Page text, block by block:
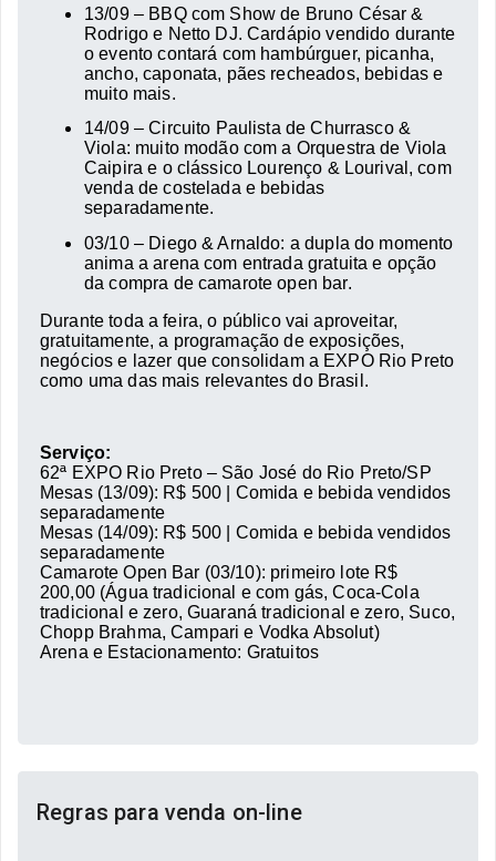
13/09 – BBQ com Show de Bruno César &
Rodrigo e Netto DJ. Cardápio vendido durante
o evento contará com hambúrguer, picanha,
ancho, caponata, pães recheados, bebidas e
muito mais.
14/09 – Circuito Paulista de Churrasco &
Viola: muito modão com a Orquestra de Viola
Caipira e o clássico Lourenço & Lourival, com
venda de costelada e bebidas
separadamente.
03/10 – Diego & Arnaldo: a dupla do momento
anima a arena com entrada gratuita e opção
da compra de camarote open bar.
Durante toda a feira, o público vai aproveitar,
gratuitamente, a programação de exposições,
negócios e lazer que consolidam a EXPO Rio Preto
como uma das mais relevantes do Brasil.
Serviço:
62ª EXPO Rio Preto – São José do Rio Preto/SP
Mesas (13/09): R$ 500 | Comida e bebida vendidos
separadamente
Mesas (14/09): R$ 500 | Comida e bebida vendidos
separadamente
Camarote Open Bar (03/10): primeiro lote R$
200,00 (Água tradicional e com gás, Coca-Cola
tradicional e zero, Guaraná tradicional e zero, Suco,
Chopp Brahma, Campari e Vodka Absolut)
Arena e Estacionamento: Gratuitos
Regras para venda on-line